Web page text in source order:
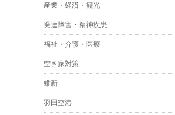
産業・経済・観光
発達障害・精神疾患
福祉・介護・医療
空き家対策
維新
羽田空港